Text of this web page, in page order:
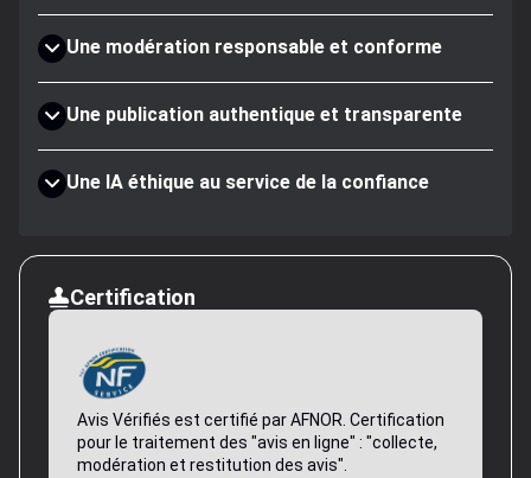
Une modération responsable et conforme
Une publication authentique et transparente
Une IA éthique au service de la confiance
Certification
Avis Vérifiés est certifié par AFNOR. Certification
pour le traitement des "avis en ligne" : "collecte,
modération et restitution des avis".